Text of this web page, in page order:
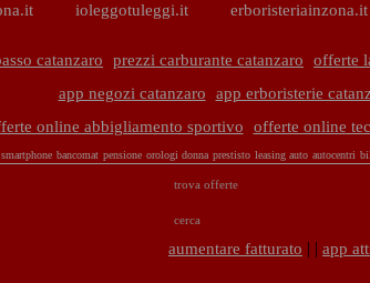
ioleggotuleggi.it erboristeriainzona.it
catanzaro prezzi carburante catanzaro offerte
app negozi catanzaro
app erboristerie
online abbigliamento sportivo
offerte online
bancomat pensione orologi donna prestisto leasing auto autocentri
trova offerte
cerca
aumentare fatturato | | app